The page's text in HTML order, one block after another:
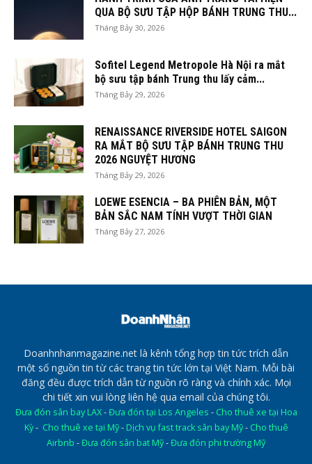
QUA BỘ SƯU TẬP HỘP BÁNH TRUNG THU...
Tháng Bảy 30, 2026
Sofitel Legend Metropole Hà Nội ra mắt
bộ sưu tập bánh Trung thu lấy cảm...
Tháng Bảy 29, 2026
RENAISSANCE RIVERSIDE HOTEL SAIGON
RA MẮT BỘ SƯU TẬP BÁNH TRUNG THU
2026 NGUYỆT HƯƠNG
Tháng Bảy 29, 2026
LOEWE ESENCIA – BA PHIÊN BẢN, MỘT
BẢN SẮC NAM TÍNH VƯỢT THỜI GIAN
Tháng Bảy 27, 2026
Doanhnhanmagazine.net là kênh tổng hợp tin tức trích dẫn
một số nguồn tin từ các trang tin tức lớn tại Việt Nam. Mỗi bài
đăng đều được trích dẫn từ nguồn rõ ràng và chính xác. Mọi
chi tiết xin vui lòng liên hệ qua email của chúng tôi.
Đưa đón sân bay LAX-Đưa đón tại Los Angeles - Cho thuê xe tại Hoa
Kỳ- Cho thuê xe tại Mỹ- Dịch vụ fast track sân bay Mỹ- Cho thuê
Airbnb -Đưa đón sân bat Mỹ-Đưa đón phi trường Mỹ